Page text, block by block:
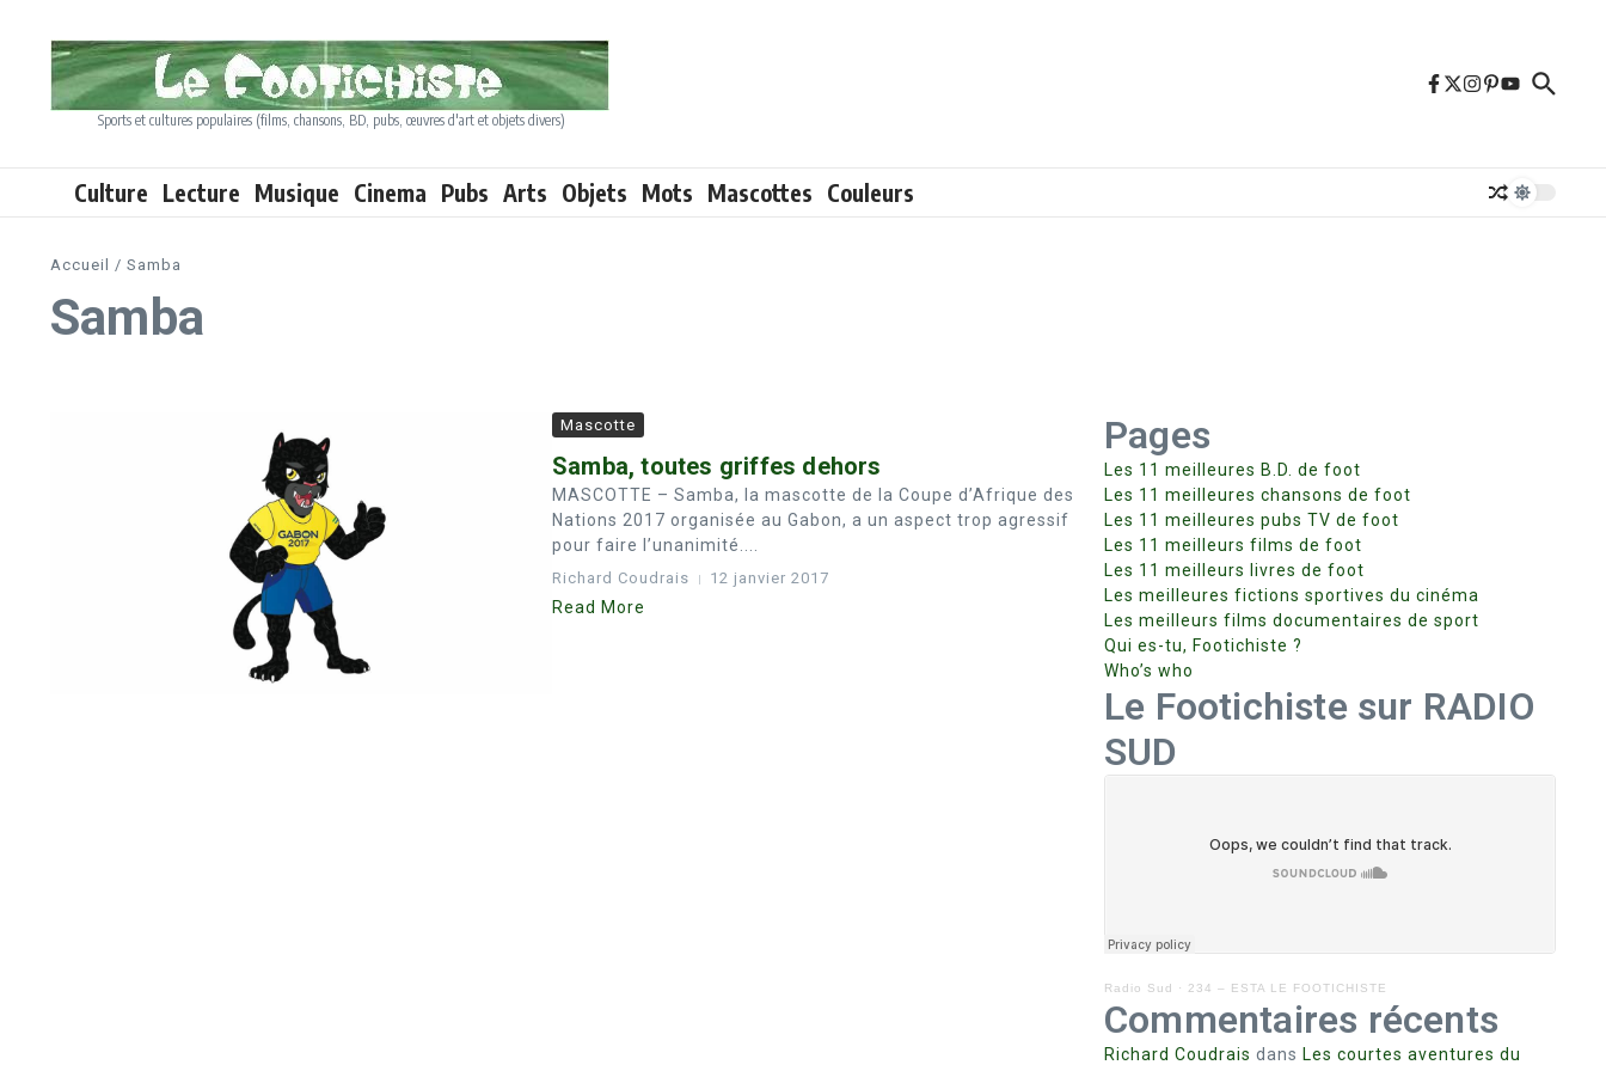
Sports et cultures populaires (films, chansons, BD, pubs, œuvres d'art et objets divers)
Culture Lecture Musique Cinema Pubs Arts Objets Mots Mascottes Couleurs
Accueil / Samba
Samba
Mascotte
Samba, toutes griffes dehors
MASCOTTE – Samba, la mascotte de la Coupe d’Afrique des
Nations 2017 organisée au Gabon, a un aspect trop agressif
pour faire l’unanimité....
Richard Coudrais 12 janvier 2017
Read More
Pages
Les 11 meilleures B.D. de foot
Les 11 meilleures chansons de foot
Les 11 meilleures pubs TV de foot
Les 11 meilleurs films de foot
Les 11 meilleurs livres de foot
Les meilleures fictions sportives du cinéma
Les meilleurs films documentaires de sport
Qui es-tu, Footichiste ?
Who’s who
Le Footichiste sur RADIO
SUD
Radio Sud · 234 – ESTA LE FOOTICHISTE
Commentaires récents
Richard Coudrais dans Les courtes aventures du